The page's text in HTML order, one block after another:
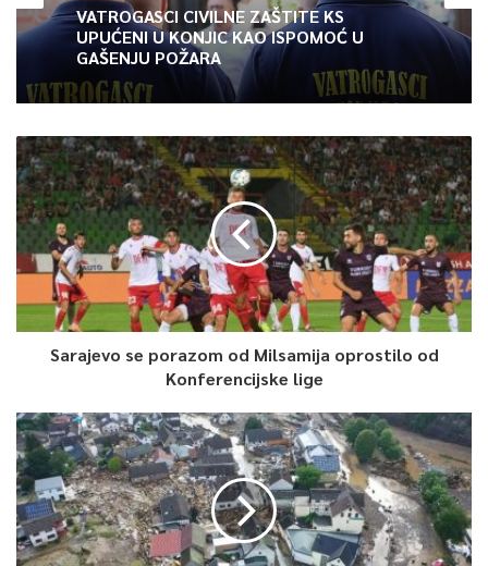
VATROGASCI CIVILNE ZAŠTITE KS
UPUĆENI U KONJIC KAO ISPOMOĆ U
GAŠENJU POŽARA
Sarajevo se porazom od Milsamija oprostilo od
Konferencijske lige